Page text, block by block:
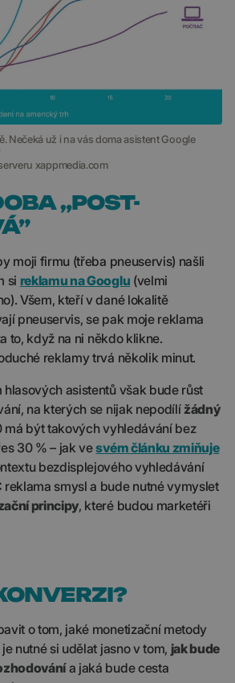
Nečeká už i na vás doma asistent Google
xappmedia.com
„POST-
moji firmu (třeba pneuservis) našli
si reklamu na Googlu (velmi
Všem, kteří v dané lokalitě
pneuservis, se pak moje reklama
to, když na ni někdo klikne.
reklamy trvá několik minut.
hlasových asistentů však bude růst
na kterých se nijak nepodílí žádný
má být takových vyhledávání bez
30 % – jak vesvém článku zmiňuje
bezdisplejového vyhledávání
reklama smysl a bude nutné vymyslet
principy, které budou marketéři
o tom, jaké monetizační metody
nutné si udělat jasno v tom, jak bude
a jaká bude cesta